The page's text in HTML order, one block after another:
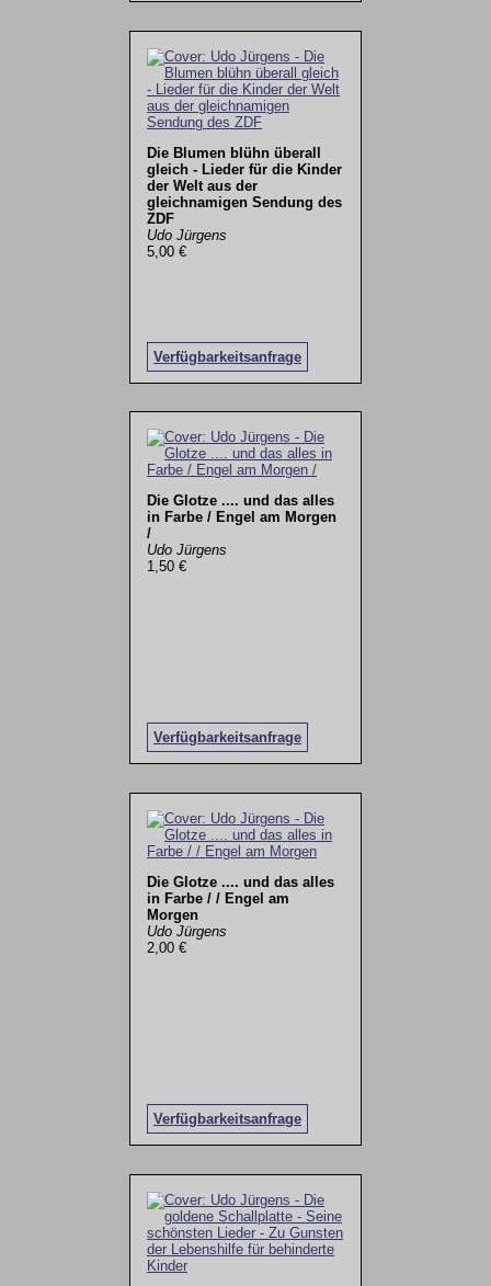
Die Blumen blühn überall
gleich - Lieder für die Kinder
der Welt aus der
gleichnamigen Sendung des
ZDF
Udo Jürgens
5,00 €
Verfügbarkeitsanfrage
Die Glotze .... und das alles
in Farbe / Engel am Morgen
/
Udo Jürgens
1,50 €
Verfügbarkeitsanfrage
Die Glotze .... und das alles
in Farbe / / Engel am
Morgen
Udo Jürgens
2,00 €
Verfügbarkeitsanfrage